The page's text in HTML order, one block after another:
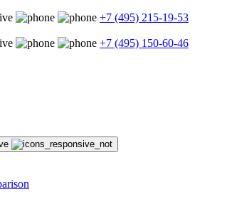
+7 (495) 215-19-53
+7 (495) 150-60-46